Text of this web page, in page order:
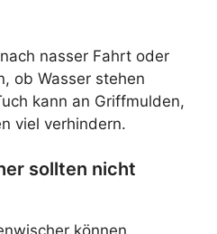
nasser Fahrt oder
ob Wasser stehen
kann an Griffmulden,
viel verhindern.
sollten nicht
können